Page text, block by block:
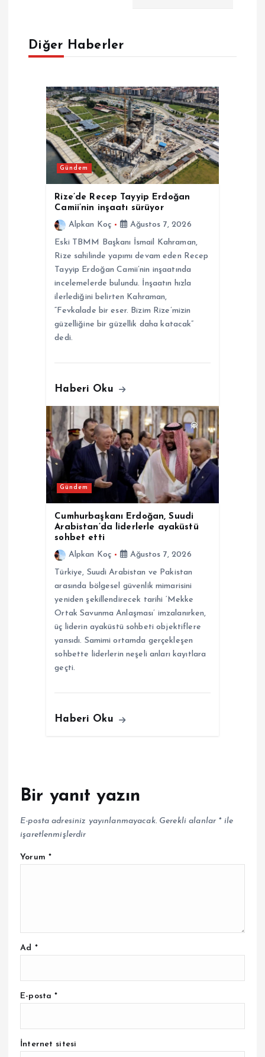
zDiğer Haberler
Gündem
Rize’de Recep Tayyip Erdoğan
Camii’nin inşaatı sürüyor
Alpkan Koç
Ağustos 7, 2026
Eski TBMM Başkanı İsmail Kahraman,
Rize sahilinde yapımı devam eden Recep
Tayyip Erdoğan Camii’nin inşaatında
incelemelerde bulundu. İnşaatın hızla
ilerlediğini belirten Kahraman,
“Fevkalade bir eser. Bizim Rize’mizin
güzelliğine bir güzellik daha katacak”
dedi.
Haberi Oku
Gündem
Cumhurbaşkanı Erdoğan, Suudi
Arabistan’da liderlerle ayaküstü
sohbet etti
Alpkan Koç
Ağustos 7, 2026
Türkiye, Suudi Arabistan ve Pakistan
arasında bölgesel güvenlik mimarisini
yeniden şekillendirecek tarihi ‘Mekke
Ortak Savunma Anlaşması’ imzalanırken,
üç liderin ayaküstü sohbeti objektiflere
yansıdı. Samimi ortamda gerçekleşen
sohbette liderlerin neşeli anları kayıtlara
geçti.
Haberi Oku
Bir yanıt yazın
E-posta adresiniz yayınlanmayacak. Gerekli alanlar *ile
işaretlenmişlerdir
Yorum *
Ad *
E-posta*
İnternet sitesi